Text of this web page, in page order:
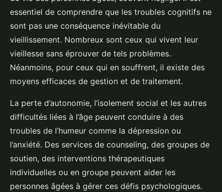
essentiel de comprendre que les troubles cognitifs ne
sont pas une conséquence inévitable du
vieillissement. Nombreux sont ceux qui vivent leur
vieillesse sans éprouver de tels problèmes.
Néanmoins, pour ceux qui en souffrent, il existe des
moyens efficaces de gestion et de traitement.
La perte d’autonomie, l’isolement social et les autres
difficultés liées à l’âge peuvent conduire à des
troubles de l’humeur comme la dépression ou
l’anxiété. Des services de counseling, des groupes de
soutien, des interventions thérapeutiques
individuelles ou en groupe peuvent aider les
personnes âgées à gérer ces défis psychologiques.